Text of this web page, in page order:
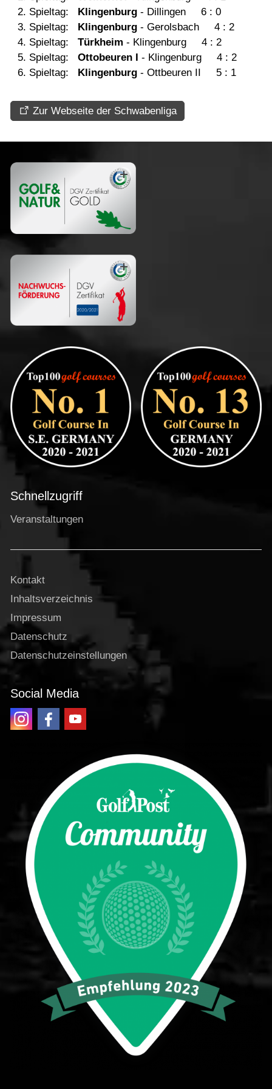
Jugend
Turniere
Golfschule
Restaurant
Spieltag: Klingenburg - Dillingen 6 : 0
Spieltag: Klingenburg - Gerolsbach 4 : 2
Spieltag: Türkheim - Klingenburg 4 : 2
Spieltag: Ottobeuren I - Klingenburg 4 : 2
Spieltag: Klingenburg - Ottbeuren II 5 : 1
Zur Webseite der Schwabenliga
Schnellzugriff
Veranstaltungen
Kontakt
Inhaltsverzeichnis
Impressum
Datenschutz
Datenschutzeinstellungen
Social Media